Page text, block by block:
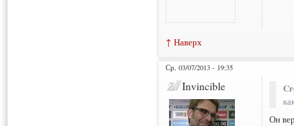
↑ Наверх
Ср, 03/07/2013 - 19:35
Invincible
Он